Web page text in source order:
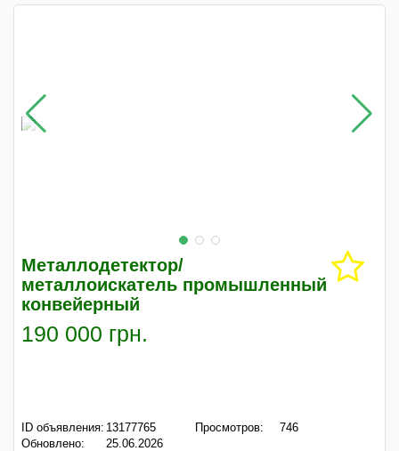
Металлодетектор/
металлоискатель промышленный
конвейерный
190 000 грн.
ID объявления: 13177765
Обновлено:
25.06.2026
Просмотров: 746